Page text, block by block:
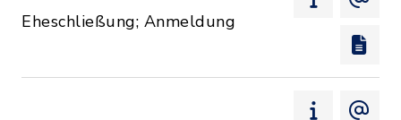
Eheschließung; Anmeldung